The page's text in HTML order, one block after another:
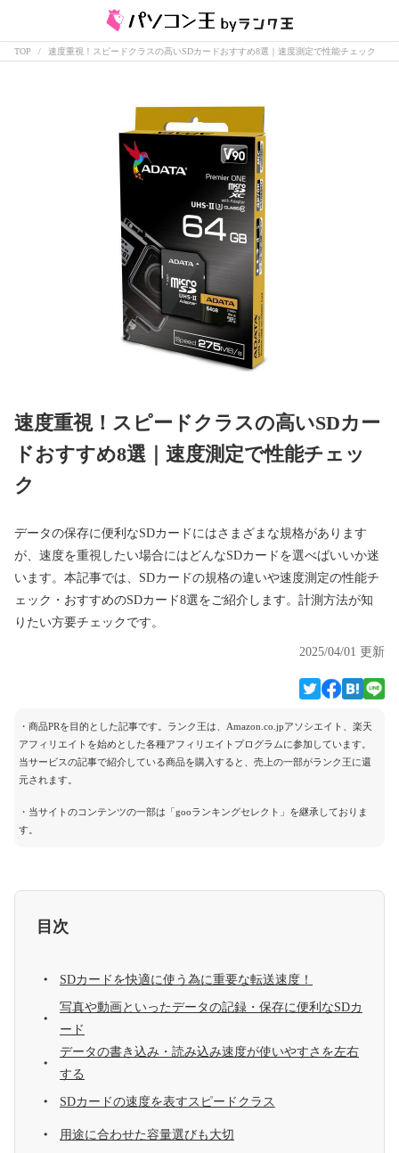
TOP 速度重視！スピードクラスの高いSDカードおすすめ8選｜速度測定で性能チェック
速度重視！スピードクラスの高いSDカー
ドおすすめ8選｜速度測定で性能チェッ
ク
データの保存に便利なSDカードにはさまざまな規格があります
が、速度を重視したい場合にはどんなSDカードを選べばいいか迷
います。本記事では、SDカードの規格の違いや速度測定の性能チ
ェック・おすすめのSDカード8選をご紹介します。計測方法が知
りたい方要チェックです。
2025/04/01 更新
・商品PRを目的とした記事です。ランク王は、Amazon.co.jpアソシエイト、楽天
アフィリエイトを始めとした各種アフィリエイトプログラムに参加しています。
当サービスの記事で紹介している商品を購入すると、売上の一部がランク王に還
元されます。
・当サイトのコンテンツの一部は「gooランキングセレクト」を継承しておりま
す。
目次
SDカードを快適に使う為に重要な転送速度！
写真や動画といったデータの記録・保存に便利なSDカ
ード
データの書き込み・読み込み速度が使いやすさを左右
する
SDカードの速度を表すスピードクラス
用途に合わせた容量選びも大切